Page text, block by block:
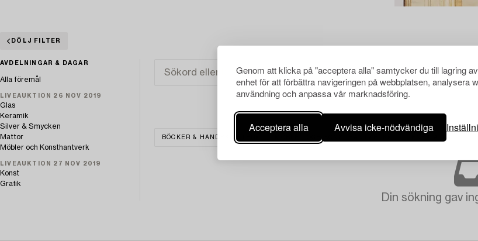
Genom att klicka på "acceptera alla" samtycker du till lagring
enhet för att förbättra navigeringen på webbplatsen, analysera
användning och anpassa vår marknadsföring.
Acceptera alla Avvisa icke-nödvändiga
DÖLJ FILTER
AVDELNINGAR & DAGAR
Alla föremål
LIVEAUKTION 26 NOV 2019
Glas
Keramik
Silver & Smycken
Mattor
Möbler och Konsthantverk
LIVEAUKTION 27 NOV 2019
Konst
Grafik
BÖCKER & HANDSKRIFTER
Din sökning gav